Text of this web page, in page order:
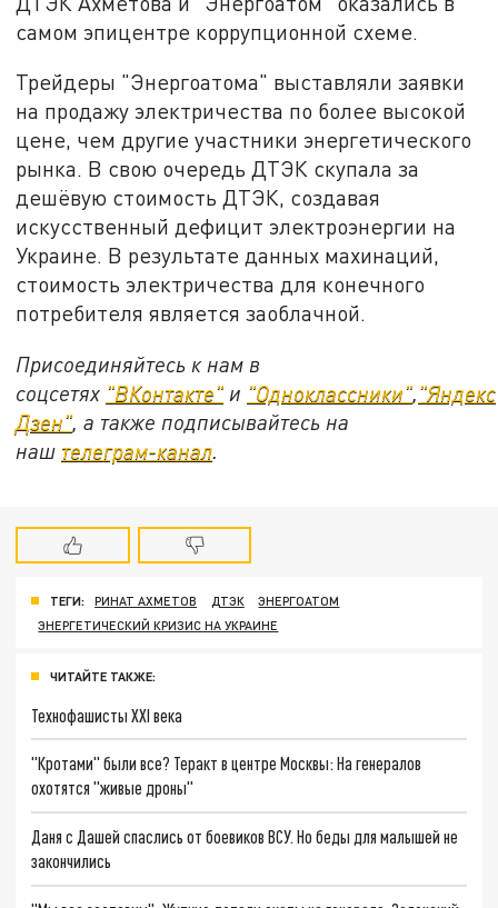
самом эпицентре коррупционной схеме.
Трейдеры "Энергоатома" выставляли заявки
на продажу электричества по более высокой
цене, чем другие участники энергетического
рынка. В свою очередь ДТЭК скупала за
дешёвую стоимость ДТЭК, создавая
искусственный дефицит электроэнергии на
Украине. В результате данных махинаций,
стоимость электричества для конечного
потребителя является заоблачной.
Присоединяйтесь к нам в
соцсетях "ВКонтакте" и "Одноклассники", "Яндекс
Дзен", а также подписывайтесь на
наш телеграм-канал.
ТЕГИ: РИНАТ АХМЕТОВ ДТЭК
ЭНЕРГОАТОМ
ЭНЕРГЕТИЧЕСКИЙ КРИЗИС НА УКРАИНЕ
ЧИТАЙТЕ ТАКЖЕ:
Технофашисты XXI века
"Кротами" были все? Теракт в центре Москвы: На генералов
охотятся "живые дроны"
Даня с Дашей спаслись от боевиков ВСУ. Но беды для малышей не
закончились